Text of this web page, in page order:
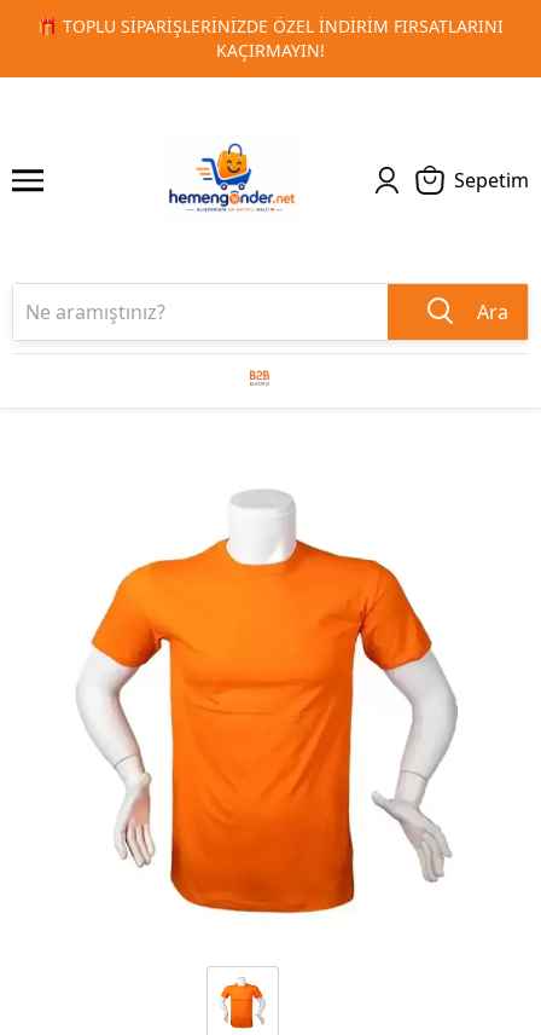
🚀 KURUMSAL PROMOSYON VE MATBAA
TESLIMAT!
1 2
Sepetim
Ara